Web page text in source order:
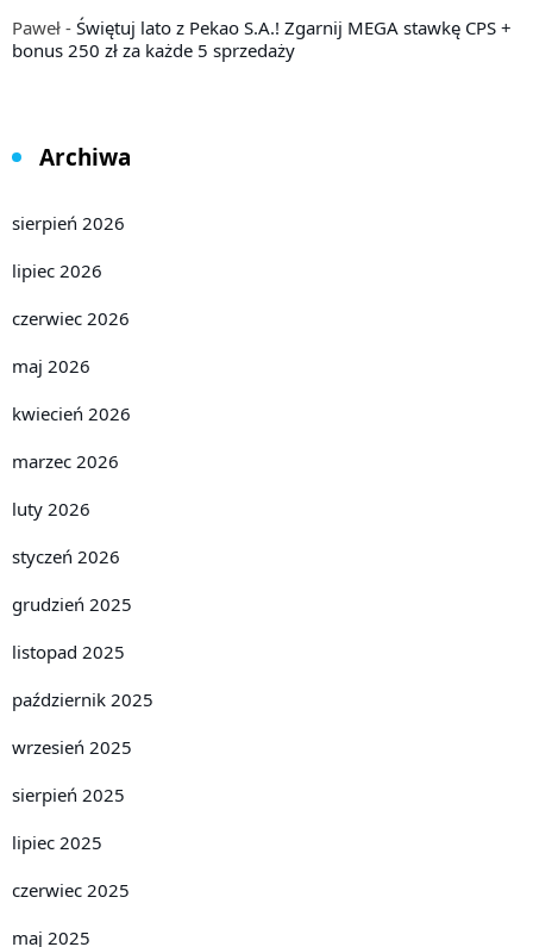
Paweł - Świętuj lato z Pekao S.A.! Zgarnij MEGA stawkę CPS +
bonus 250 zł za każde 5 sprzedaży
Archiwa
sierpień 2026
lipiec 2026
czerwiec 2026
maj 2026
kwiecień 2026
marzec 2026
luty 2026
styczeń 2026
grudzień 2025
listopad 2025
październik 2025
wrzesień 2025
sierpień 2025
lipiec 2025
czerwiec 2025
maj 2025